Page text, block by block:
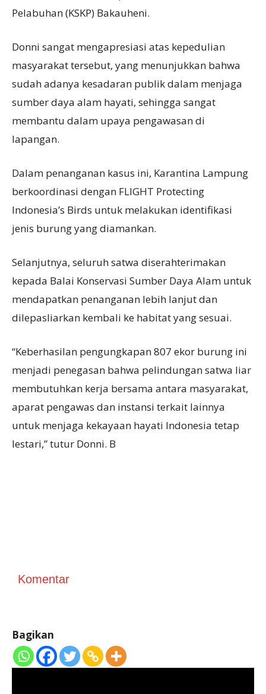
Pelabuhan (KSKP) Bakauheni.
Donni sangat mengapresiasi atas kepedulian
masyarakat tersebut, yang menunjukkan bahwa
sudah adanya kesadaran publik dalam menjaga
sumber daya alam hayati, sehingga sangat
membantu dalam upaya pengawasan di
lapangan.
Dalam penanganan kasus ini, Karantina Lampung
berkoordinasi dengan FLIGHT Protecting
Indonesia’s Birds untuk melakukan identifikasi
jenis burung yang diamankan.
Selanjutnya, seluruh satwa diserahterimakan
kepada Balai Konservasi Sumber Daya Alam untuk
mendapatkan penanganan lebih lanjut dan
dilepasliarkan kembali ke habitat yang sesuai.
“Keberhasilan pengungkapan 807 ekor burung ini
menjadi penegasan bahwa pelindungan satwa liar
membutuhkan kerja bersama antara masyarakat,
aparat pengawas dan instansi terkait lainnya
untuk menjaga kekayaan hayati Indonesia tetap
lestari,” tutur Donni. B
Komentar
Bagikan